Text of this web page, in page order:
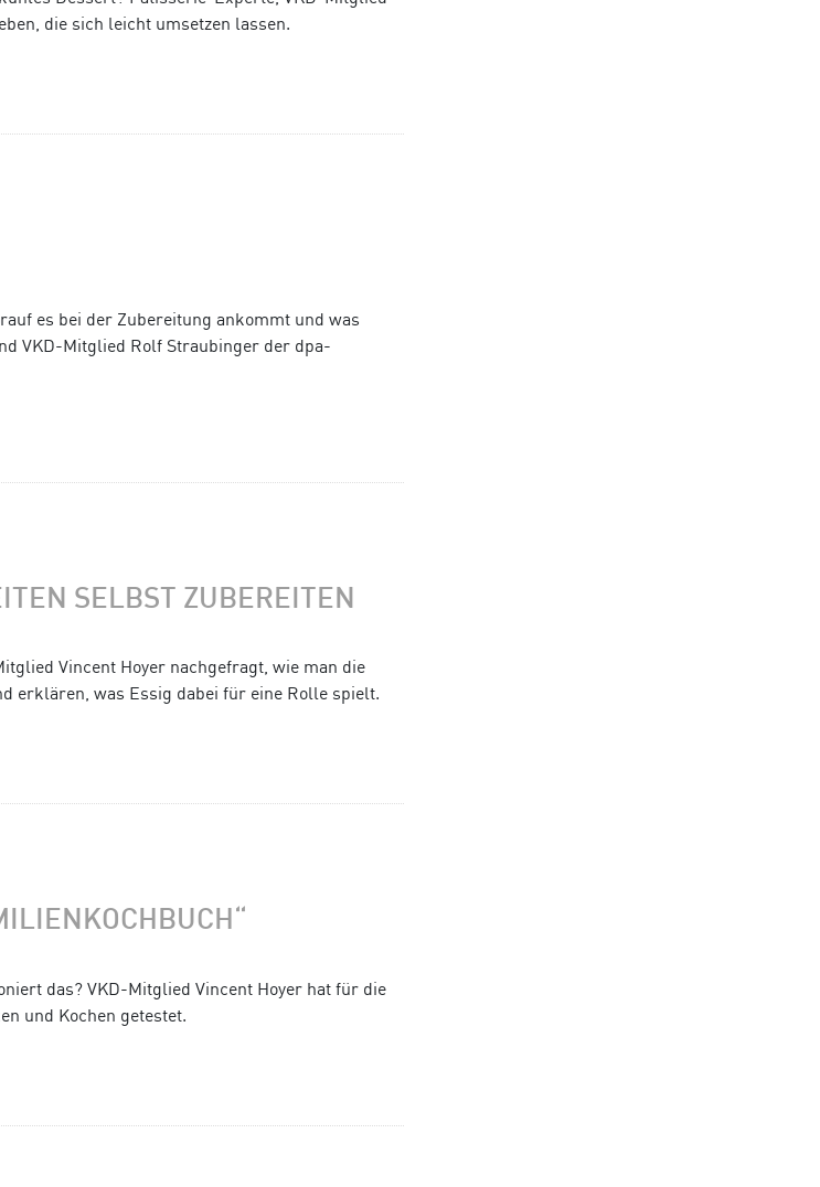
die sich leicht umsetzen lassen.
es bei der Zubereitung ankommt und was
VKD-Mitglied Rolf Straubinger der dpa-
SELBST ZUBEREITEN
Vincent Hoyer nachgefragt, wie man die
erklären, was Essig dabei für eine Rolle spielt.
das? VKD-Mitglied Vincent Hoyer hat für die
und Kochen getestet.